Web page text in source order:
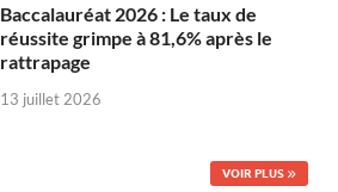
Baccalauréat 2026 : Le taux de
réussite grimpe à 81,6% après le
rattrapage
13 juillet 2026
VOIR PLUS